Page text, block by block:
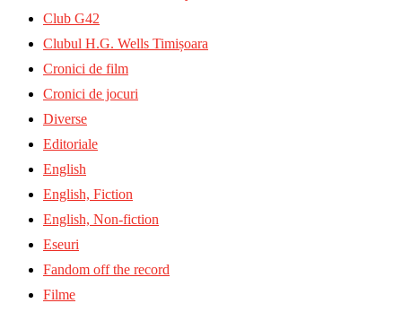
Club G42
Clubul H.G. Wells Timișoara
Cronici de film
Cronici de jocuri
Diverse
Editoriale
English
English, Fiction
English, Non-fiction
Eseuri
Fandom off the record
Filme